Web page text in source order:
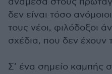
δεν είναι τόσο
τους νέοι, φιλόδοξοι
σχέδια, που δεν έχουν
Σ’ ένα σημείο καμπής